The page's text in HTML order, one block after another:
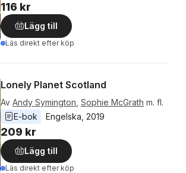
116 kr
Lägg till
Läs direkt efter köp
Lonely Planet Scotland
Av Andy Symington Sophie McGrath m. fl.
E-bok
Engelska 2019
209 kr
Lägg till
Läs direkt efter köp